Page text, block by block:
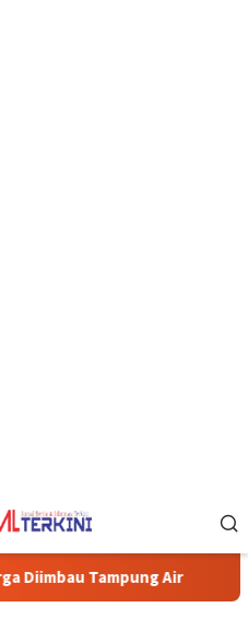
Pemkab Karimun